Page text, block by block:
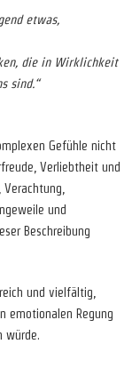
etwas,
die in Wirklichkeit
sind.“
Gefühle nicht
Verliebtheit und
und
Beschreibung
und vielfältig,
emotionalen Regung
würde.